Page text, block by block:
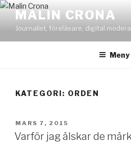
Hoppa
innehåll
MALIN CRONA
Journalist, föreläsare, digital
Meny
KATEGORI: ORDEN
PUBLICERAT
MARS 7, 2015
Varför jag älskar de